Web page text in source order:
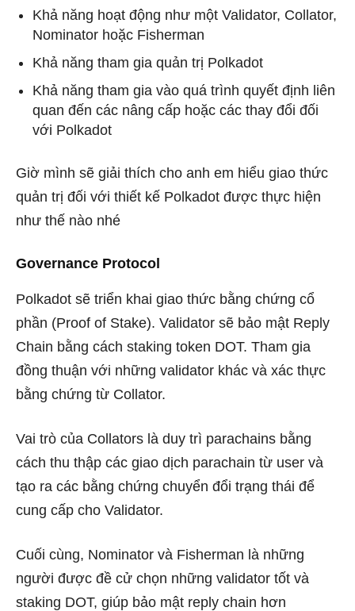
Khả năng hoạt động như một Validator, Collator,
Nominator hoặc Fisherman
Khả năng tham gia quản trị Polkadot
Khả năng tham gia vào quá trình quyết định liên
quan đến các nâng cấp hoặc các thay đổi đối
với Polkadot
Giờ mình sẽ giải thích cho anh em hiểu giao thức
quản trị đối với thiết kế Polkadot được thực hiện
như thế nào nhé
Governance Protocol
Polkadot sẽ triển khai giao thức bằng chứng cổ
phần (Proof of Stake). Validator sẽ bảo mật Reply
Chain bằng cách staking token DOT. Tham gia
đồng thuận với những validator khác và xác thực
bằng chứng từ Collator.
Vai trò của Collators là duy trì parachains bằng
cách thu thập các giao dịch parachain từ user và
tạo ra các bằng chứng chuyển đổi trạng thái để
cung cấp cho Validator.
Cuối cùng, Nominator và Fisherman là những
người được đề cử chọn những validator tốt và
staking DOT, giúp bảo mật reply chain hơn